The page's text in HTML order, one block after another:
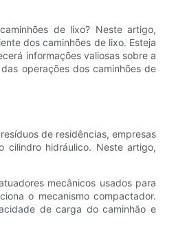
de lixo? Neste artigo,
dos caminhões de lixo. Esteja
informações valiosas sobre a
operações dos caminhões de
de residências, empresas
cilindro hidráulico. Neste artigo,
mecânicos usados ​​para
o mecanismo compactador.
de carga do caminhão e